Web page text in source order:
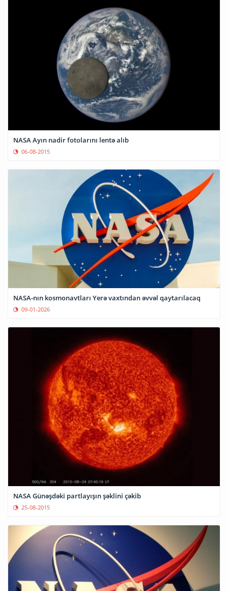
NASA Ayın nadir fotolarını lentə alıb
06-08-2015
NASA-nın kosmonavtları Yerə vaxtından əvvəl qaytarılacaq
09-01-2026
NASA Günəşdəki partlayışın şəklini çəkib
25-08-2015